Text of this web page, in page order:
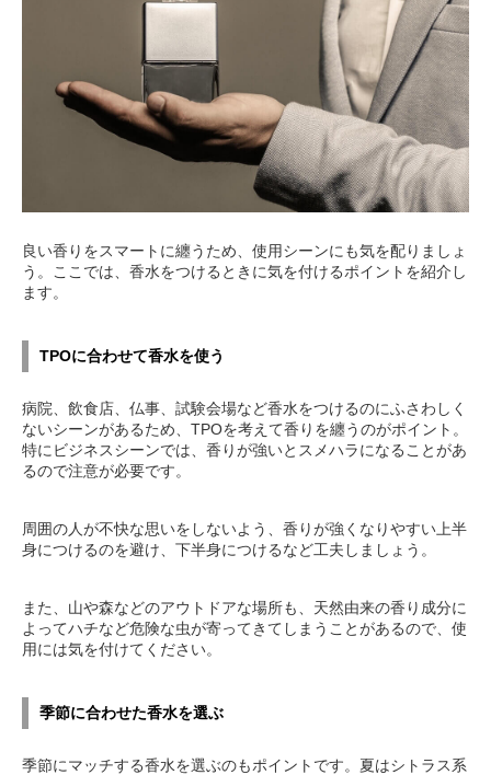
良い香りをスマートに纏うため、使用シーンにも気を配りましょ
う。ここでは、香水をつけるときに気を付けるポイントを紹介し
ます。
TPOに合わせて香水を使う
病院、飲食店、仏事、試験会場など香水をつけるのにふさわしく
ないシーンがあるため、TPOを考えて香りを纏うのがポイント。
特にビジネスシーンでは、香りが強いとスメハラになることがあ
るので注意が必要です。
周囲の人が不快な思いをしないよう、香りが強くなりやすい上半
身につけるのを避け、下半身につけるなど工夫しましょう。
また、山や森などのアウトドアな場所も、天然由来の香り成分に
よってハチなど危険な虫が寄ってきてしまうことがあるので、使
用には気を付けてください。
季節に合わせた香水を選ぶ
季節にマッチする香水を選ぶのもポイントです。夏はシトラス系